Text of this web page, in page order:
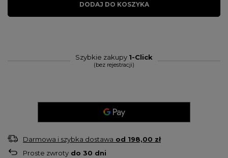
DODAJ DO KOSZYKA
Szybkie zakupy 1-Click
(bez rejestracji)
Darmowa i szybka dostawa od 198,00 zł
Proste zwroty do 30 dni